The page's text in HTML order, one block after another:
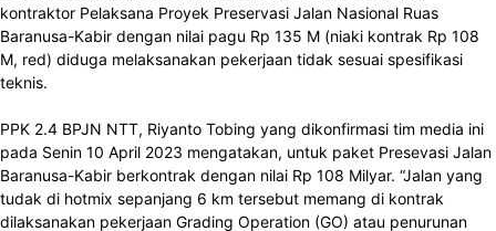
kontraktor Pelaksana Proyek Preservasi Jalan Nasional Ruas
Baranusa-Kabir dengan nilai pagu Rp 135 M (niaki kontrak Rp 108
M, red) diduga melaksanakan pekerjaan tidak sesuai spesifikasi
teknis.
PPK 2.4 BPJN NTT, Riyanto Tobing yang dikonfirmasi tim media ini
pada Senin 10 April 2023 mengatakan, untuk paket Presevasi Jalan
Baranusa-Kabir berkontrak dengan nilai Rp 108 Milyar. “Jalan yang
tudak di hotmix sepanjang 6 km tersebut memang di kontrak
dilaksanakan pekerjaan Grading Operation (GO) atau penurunan